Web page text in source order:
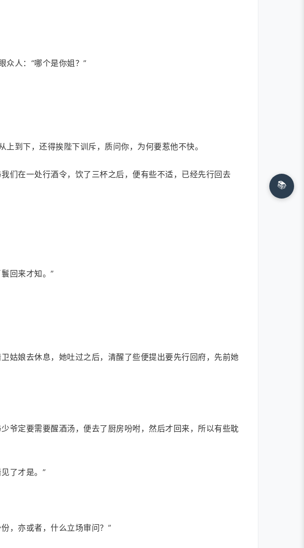
众人：“哪个是你姐？”
到下，还得挨陛下训斥，质问你，为何要惹他不快。
们在一处行酒令，饮了三杯之后，便有些不适，已经先行回去
回来才知。”
姑娘去休息，她吐过之后，清醒了些便提出要先行回府，先前她
爷定要需要醒酒汤，便去了厨房吩咐，然后才回来，所以有些耽
了才是。”
，亦或者，什么立场审问？”
📚